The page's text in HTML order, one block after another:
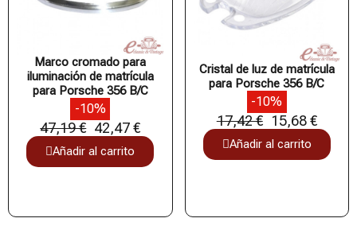
Marco cromado para
iluminación de matrícula
para Porsche 356 B/C
-10%
47,19 € 42,47 €
Añadir al carrito
Cristal de luz de matrícula
para Porsche 356 B/C
-10%
17,42 € 15,68 €
Añadir al carrito